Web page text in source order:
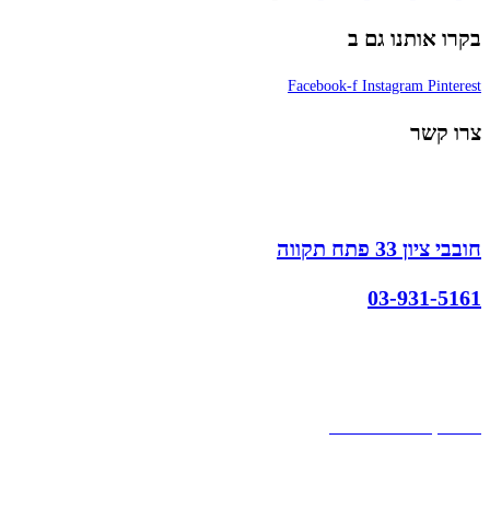
בקרו אותנו גם ב
Facebook-f Instagram Pinterest
צרו קשר
חובבי ציון 33 פתח תקווה
03-931-5161